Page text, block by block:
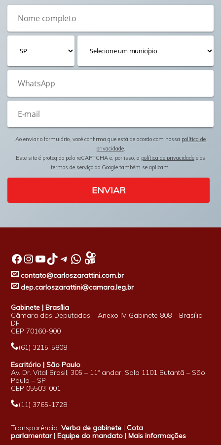
Ao enviar o formulário, você confirma que está de acordo com nossa política de
privacidade.
Este site é protegido pelo reCAPTCHA e, por isso, a política de privacidade e os
termos de serviço do Google também se aplicam.
ENVIAR
Facebook InstagramYoutube TikTok Telegram WhatsApp
contato@carloszarattini.com.br
dep.carloszarattini@camara.leg.br
Gabinete | Brasília
Câmara dos Deputados – Anexo IV Gabinete 808 – Brasília –
DF
CEP 70160-900
(61) 3215-5808
Escritório | São Paulo
Av. Dr. Vital Brasil, 305 – 11º andar, Sala 1101 Butantã – São
Paulo – SP
CEP 05503-001
(11) 3765-1728
Transparência:Verba de gabinete |Cota
parlamentar|Equipe do mandato |Mais informações